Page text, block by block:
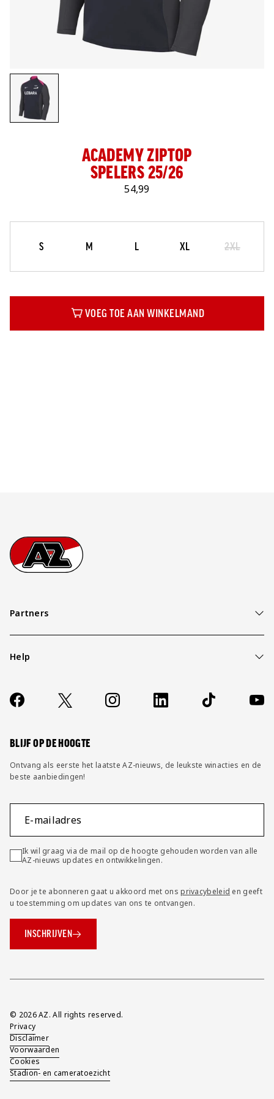
ACADEMY ZIPTOP
SPELERS 25/26
54,99
Maat
S M L XL 2XL
VOEG TOE AAN WINKELMAND
Footer
Ga naar onze homepage
Partners
Help
Contact
FAQ
Socials
https://www.facebook.com/AZAlkmaar
X Instagram LinkedIn TikTok
BLIJF OP DE HOOGTE
Ontvang als eerste het laatste AZ-nieuws, de leukste winacties en de
beste aanbiedingen!
E-mailadres
Ik wil graag via de mail op de hoogte gehouden worden van alle
AZ-nieuws updates en ontwikkelingen.
Door je te abonneren gaat u akkoord met onsprivacybeleid en geeft
u toestemming om updates van ons te ontvangen.
INSCHRIJVEN
Overig
© 2026 AZ. All rights reserved.
Privacy
Disclaimer
Voorwaarden
Cookies
Stadion- en cameratoezicht